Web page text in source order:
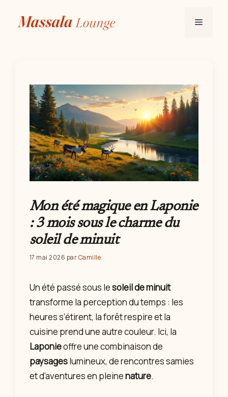
contenu
Menu
Mon été magique en Laponie
: 3 mois sous le charme du
soleil de minuit
17 mai 2026 parCamille
Un été passé sous lesoleil de minuit
transforme la perception du temps : les
heures s’étirent, la forêt respire et la
cuisine prend une autre couleur. Ici, la
Laponieoffre une combinaison de
paysageslumineux, de rencontres samies
et d’aventures en pleinenature.